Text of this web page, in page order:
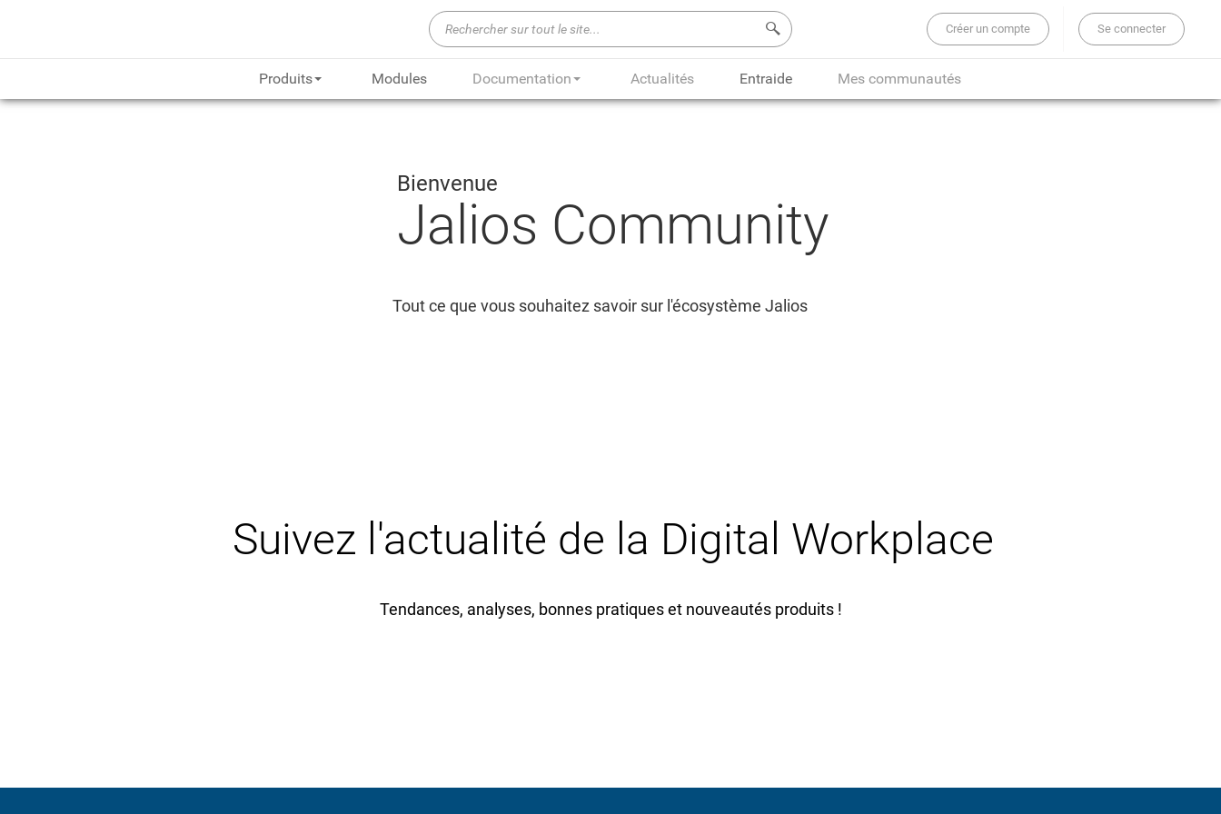
Rechercher sur tout le site...
Créer un compte Se connecter
Produits Modules Documentation Actualités Entraide Mes communautés
Bienvenue
Jalios Community
Tout ce que vous souhaitez savoir sur l'écosystème Jalios
Suivez l'actualité de la Digital Workplace
Tendances, analyses, bonnes pratiques et nouveautés produits !